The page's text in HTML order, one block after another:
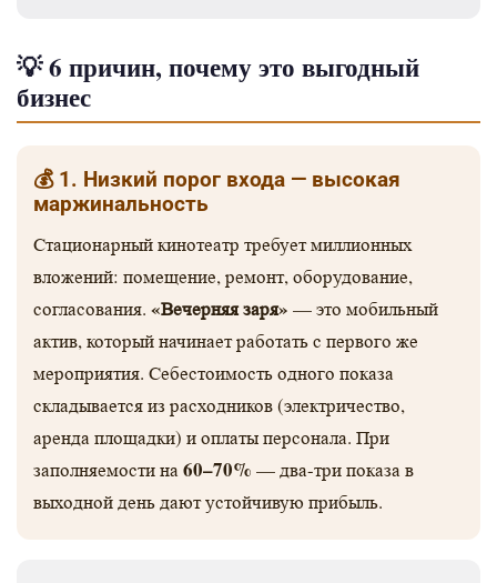
💡 6 причин, почему это выгодный
бизнес
💰 1. Низкий порог входа — высокая
маржинальность
Стационарный кинотеатр требует миллионных
вложений: помещение, ремонт, оборудование,
согласования. «Вечерняя заря» — это мобильный
актив, который начинает работать с первого же
мероприятия. Себестоимость одного показа
складывается из расходников (электричество,
аренда площадки) и оплаты персонала. При
заполняемости на60–70% — два-три показа в
выходной день дают устойчивую прибыль.